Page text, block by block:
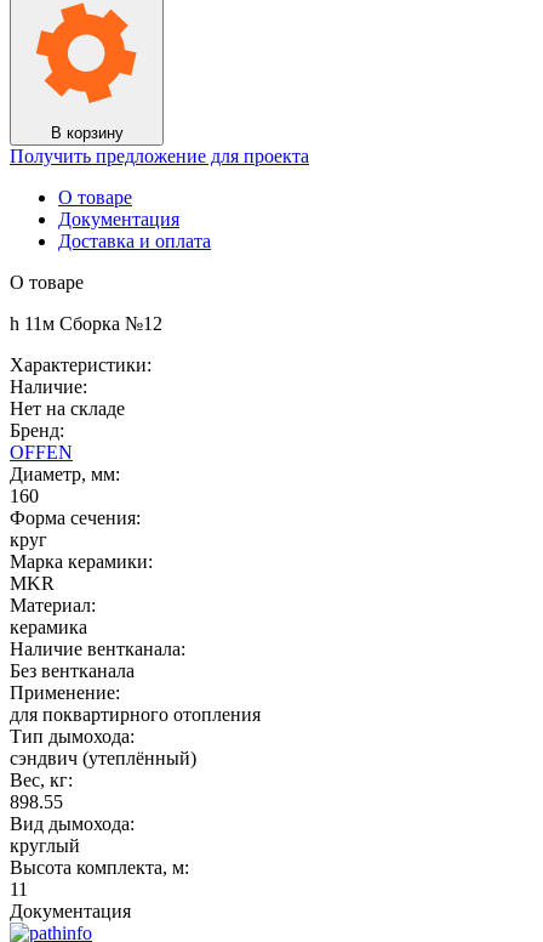
160мм,
В корзину
Получить предложение для проекта
О товаре
Документация
Доставка и оплата
О товаре
h 11м Сборка №12
Характеристики:
Наличие:
Нет на складе
Бренд:
OFFEN
Диаметр, мм:
160
Форма сечения:
круг
Марка керамики:
MKR
Материал:
керамика
Наличие вентканала:
Без вентканала
Применение:
для поквартирного отопления
Тип дымохода:
сэндвич (утеплённый)
Вес, кг:
898.55
Вид дымохода:
круглый
Высота комплекта, м:
11
Документация